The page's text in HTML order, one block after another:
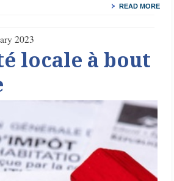
READ MORE
2023
locale à bout